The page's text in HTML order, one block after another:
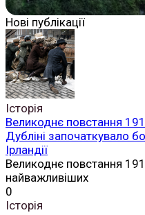
Нові публікації
Історія
Великоднє повстання
Дубліні започаткувало
Ірландії
Великоднє повстання
найважливіших
0
Історія